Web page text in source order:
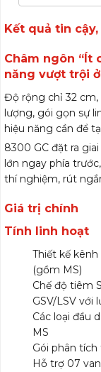
Kết quả tin
Châm ngôn “Ít
năng vượt trội
Độ rộng chỉ 32 cm,
lượng, gói gọn sự
hiệu năng cần để
8300 GC đặt ra
lớn ngay phía
thí nghiệm, rút
Giá trị chính
Tính linh hoạt
Thiết kế
(gồm MS)
Chế độ tiêm
GSV/LSV với
Các loại đầu
MS
Gói phân
Hỗ trợ 07